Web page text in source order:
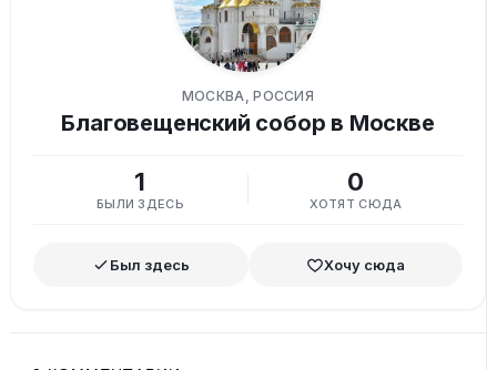
МОСКВА, РОССИЯ
Благовещенский собор в Москве
1
БЫЛИ ЗДЕСЬ
0
ХОТЯТ СЮДА
Был здесь Хочу сюда